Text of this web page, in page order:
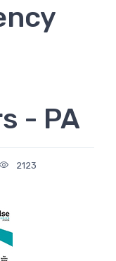
- PA
2123